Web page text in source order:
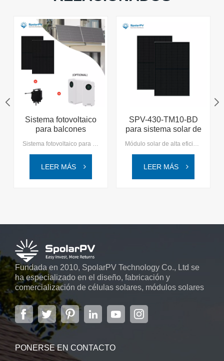
Sistema fotovoltaico
para balcones
Sistema fotovoltaico para balcón 丨 Solución solar compacta Nuestro sistema fotovoltaico para balcones ofrece una solución de energía solar altamente eficiente y que ahorra espacio para balcones y pequeñas áreas al aire libre, proporcionando energía sostenible con una fácil instalación para ayudar a reducir los costos de electricidad en hogares y apartamentos urbanos.
LEER MÁS
SPV-430-TM10-BD
para sistema solar de
Módulo solar de alta eficiencia de 430 W 丨 Módulo solar para balcón （2 paneles）Elija SpolarPV para sus soluciones solares para balcones, donde combinamos innovación con sostenibilidad, allanando el camino para un mañana más brillante y verde.
LEER MÁS
Fundada en 2010, SpolarPV Technology Co., Ltd se
ha especializado en el diseño, fabricación y
comercialización de células solares, módulos solares
y sistemas de energía solar. La empresa, ubicada en
la capital de la provincia de Jiangsu, Nanjing, con una
superficie de 6.000 m2, cuenta con sistemas
automáticos avanzados...
PONERSE EN CONTACTO